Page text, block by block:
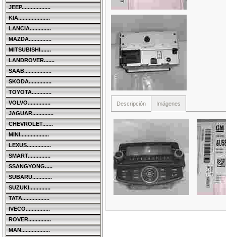
JEEP...................
KIA.....................
LANCIA..............
MAZDA...............
MITSUBISHI.......
LANDROVER.......
SAAB..................
SKODA...............
TOYOTA.............
VOLVO...............
JAGUAR..............
CHEVROLET.......
MINI...................
LEXUS................
SMART...............
SSANGYONG.....
SUBARU.............
SUZUKI..............
TATA..................
IVECO................
ROVER...............
MAN...................
Descripción Imágenes